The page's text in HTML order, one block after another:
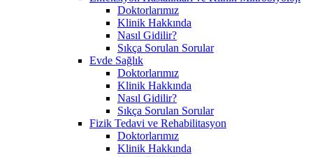
Doktorlarımız
Klinik Hakkında
Nasıl Gidilir?
Sıkça Sorulan Sorular
Evde Sağlık
Doktorlarımız
Klinik Hakkında
Nasıl Gidilir?
Sıkça Sorulan Sorular
Fizik Tedavi ve Rehabilitasyon
Doktorlarımız
Klinik Hakkında